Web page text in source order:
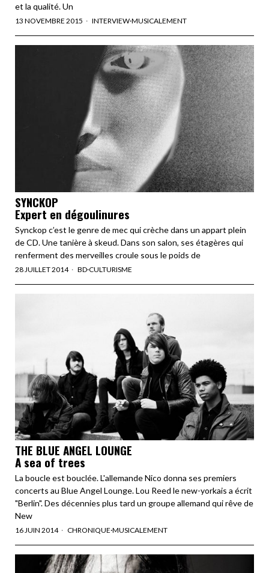
et la qualité. Un
13 NOVEMBRE 2015 INTERVIEW·MUSICALEMENT
SYNCKOP
Expert en dégoulinures
Synckop c’est le genre de mec qui crèche dans un appart plein
de CD. Une tanière à skeud. Dans son salon, ses étagères qui
renferment des merveilles croule sous le poids de
28 JUILLET 2014 BD·CULTURISME
THE BLUE ANGEL LOUNGE
A sea of trees
La boucle est bouclée. L'allemande Nico donna ses premiers
concerts au Blue Angel Lounge. Lou Reed le new-yorkais a écrit
"Berlin". Des décennies plus tard un groupe allemand qui rêve de
New
16 JUIN 2014 CHRONIQUE·MUSICALEMENT